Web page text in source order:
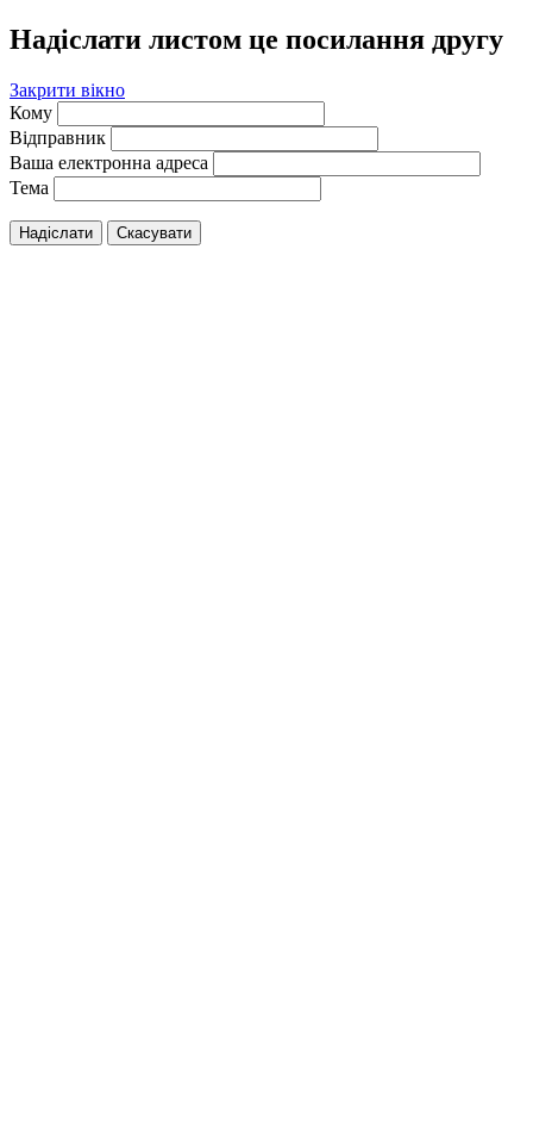
Надіслати листом це посилання другу
Закрити вікно
Кому
Відправник
Ваша електронна адреса
Тема
Надіслати Скасувати